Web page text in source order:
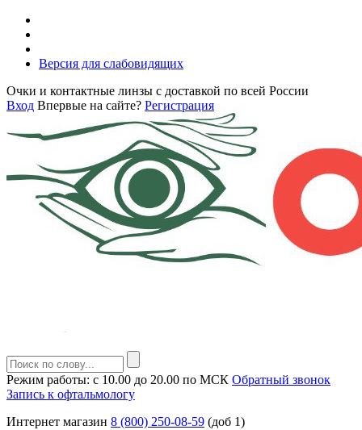
Версия для слабовидящих
Очки и контактные линзы с доставкой по всей России
Вход Впервые на сайте? Регистрация
Режим работы: с 10.00 до 20.00 по МСК Обратный звонок
Запись к офтальмологу
Интернет магазин 8 (800) 250-08-59 (доб 1)